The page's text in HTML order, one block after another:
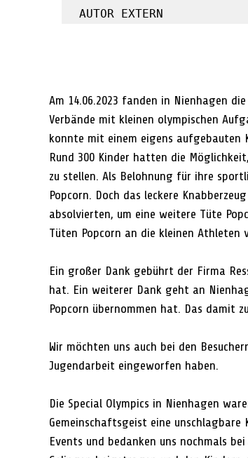
Am 14.06.2023 fanden in Nienhagen
Verbände mit kleinen olympischen
konnte mit einem eigens aufgebauten
Rund 300 Kinder hatten die
zu stellen. Als Belohnung für ihre
Popcorn. Doch das leckere
absolvierten, um eine weitere Tüte
Tüten Popcorn an die kleinen Athleten
Ein großer Dank gebührt der Firma
hat. Ein weiterer Dank geht an
Popcorn übernommen hat. Das damit
Wir möchten uns auch bei den
Jugendarbeit eingeworfen haben.
Die Special Olympics in Nienhagen
Gemeinschaftsgeist eine unschlagbare
Events und bedanken uns nochmals